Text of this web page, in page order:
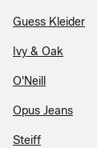
Guess Kleider
Ivy & Oak
O'Neill
Opus Jeans
Steiff